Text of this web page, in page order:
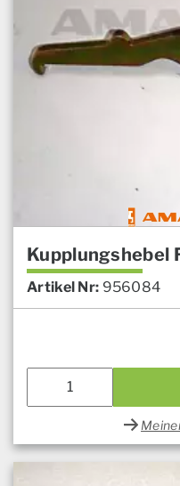
Kupplungshebel
Artikel Nr: 956084